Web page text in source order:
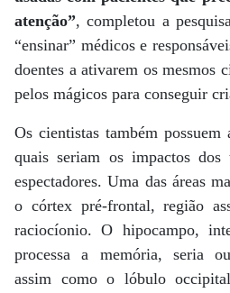
atenção”, completou a
“ensinar” médicos e
doentes a ativarem os mesmos
pelos mágicos para conseguir
Os cientistas também possuem
quais seriam os impactos dos
espectadores. Uma das áreas
o córtex pré-frontal, região
raciocíonio. O hipocampo,
processa a memória, seria
assim como o lóbulo